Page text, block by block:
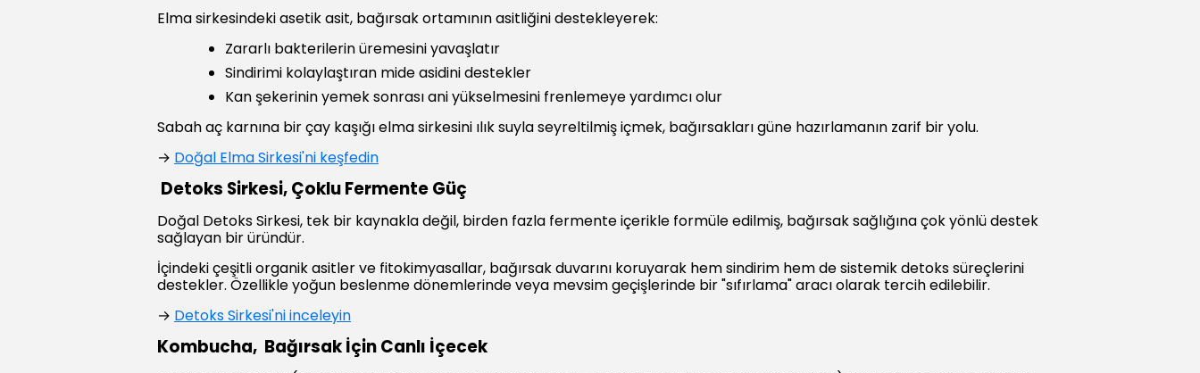
Elma sirkesindeki asetik asit, bağırsak ortamının asitliğini destekleyerek:
Zararlı bakterilerin üremesini yavaşlatır
Sindirimi kolaylaştıran mide asidini destekler
Kan şekerinin yemek sonrası ani yükselmesini frenlemeye yardımcı olur
Sabah aç karnına bir çay kaşığı elma sirkesini ılık suyla seyreltilmiş içmek, bağırsakları güne hazırlamanın zarif bir yolu.
→ Doğal Elma Sirkesi'ni keşfedin
Detoks Sirkesi, Çoklu Fermente Güç
Doğal Detoks Sirkesi, tek bir kaynakla değil, birden fazla fermente içerikle formüle edilmiş, bağırsak sağlığına çok yönlü destek
sağlayan bir üründür.
İçindeki çeşitli organik asitler ve fitokimyasallar, bağırsak duvarını koruyarak hem sindirim hem de sistemik detoks süreçlerini
destekler. Özellikle yoğun beslenme dönemlerinde veya mevsim geçişlerinde bir "sıfırlama" aracı olarak tercih edilebilir.
→ Detoks Sirkesi'ni inceleyin
Kombucha, Bağırsak İçin Canlı İçecek